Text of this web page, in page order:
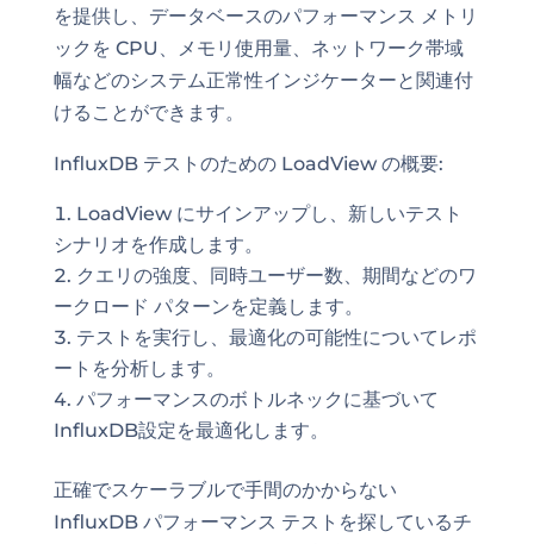
を提供し、データベースのパフォーマンス メトリ
ックを CPU、メモリ使用量、ネットワーク帯域
幅などのシステム正常性インジケーターと関連付
けることができます。
InfluxDB テストのための LoadView の概要:
LoadView にサインアップし、新しいテスト
シナリオを作成します。
クエリの強度、同時ユーザー数、期間などのワ
ークロード パターンを定義します。
テストを実行し、最適化の可能性についてレポ
ートを分析します。
パフォーマンスのボトルネックに基づいて
InfluxDB設定を最適化します。
正確でスケーラブルで手間のかからない
InfluxDB パフォーマンス テストを探しているチ